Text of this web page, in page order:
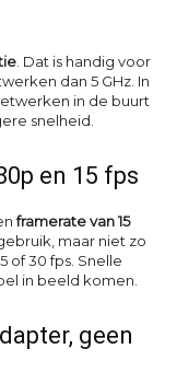
. Dat is handig voor
dan 5 GHz. In
in de buurt
snelheid.
en 15 fps
framerate van 15
maar niet zo
of 30 fps. Snelle
in beeld komen.
geen